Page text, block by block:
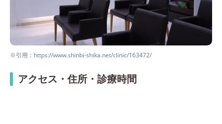
※引用：https://www.shinbi-shika.net/clinic/163472/
アクセス・住所・診療時間